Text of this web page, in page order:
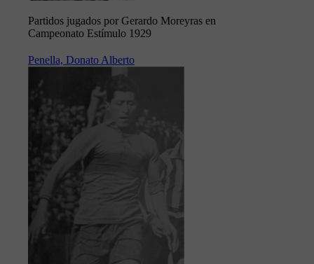
Partidos jugados por Gerardo Moreyras en
Campeonato Estímulo 1929
Penella, Donato Alberto